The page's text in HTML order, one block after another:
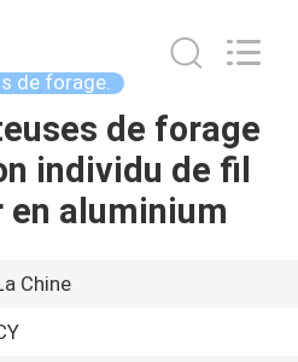
de forage.
de forage
individu de fil
en aluminium
Chine